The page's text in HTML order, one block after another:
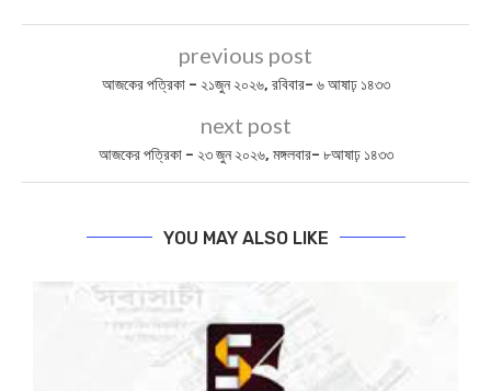
previous post
আজকের পত্রিকা – ২১জুন ২০২৬, রবিবার– ৬ আষাঢ় ১৪৩৩
next post
আজকের পত্রিকা – ২৩ জুন ২০২৬, মঙ্গলবার– ৮আষাঢ় ১৪৩৩
YOU MAY ALSO LIKE